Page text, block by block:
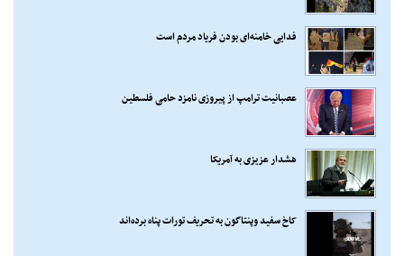
فدایی خامنه‌ای بودن فریاد مردم است
عصبانیت ترامپ از پیروزی نامزد حامی فلسطین
هشدار عزیزی به آمریکا
کاخ سفید وپنتاگون به تحریف تورات پناه برده‌اند